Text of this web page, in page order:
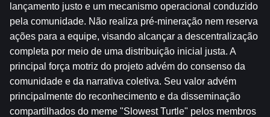
lançamento justo e um mecanismo operacional conduzido
pela comunidade. Não realiza pré-mineração nem reserva
ações para a equipe, visando alcançar a descentralização
completa por meio de uma distribuição inicial justa. A
principal força motriz do projeto advém do consenso da
comunidade e da narrativa coletiva. Seu valor advém
principalmente do reconhecimento e da disseminação
compartilhados do meme "Slowest Turtle" pelos membros